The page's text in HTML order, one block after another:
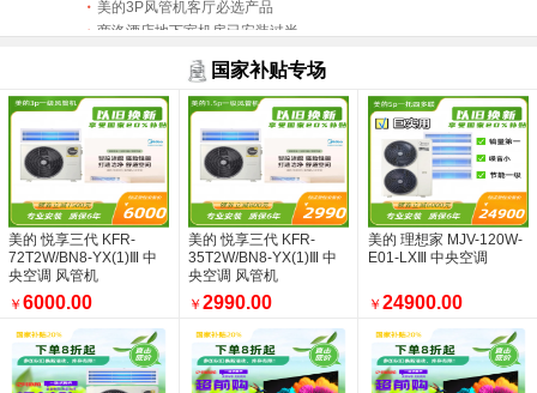
商洛酒店地下室机房已安装过半
盛福远的联系方法
销量统计
空调冬天使用开机后多长时间可以出风属于正
中央空调多联机外机吊装中
中央空调商用空调都有哪几种
空调什么时候买最便宜
安装空调就找西安盛福远
选美的中央空调：3分产品定底气，7分安装
美的中央空调四大系列
盛福远祝全国人们国庆快乐
美的家用中央空调-新风探索家您了解多少
选中央空调别只盯着价格，还有更重要的
盛福远承接商洛五星级酒店空调安装工程
国家补贴专场
美的 悦享三代 KFR-
72T2W/BN8-YX(1)Ⅲ 中
央空调 风管机
￥6000.00
美的 悦享三代 KFR-
35T2W/BN8-YX(1)Ⅲ 中
央空调 风管机
￥2990.00
美的 理想家 MJV-120W-
E01-LXⅢ 中央空调
￥ 24900.00